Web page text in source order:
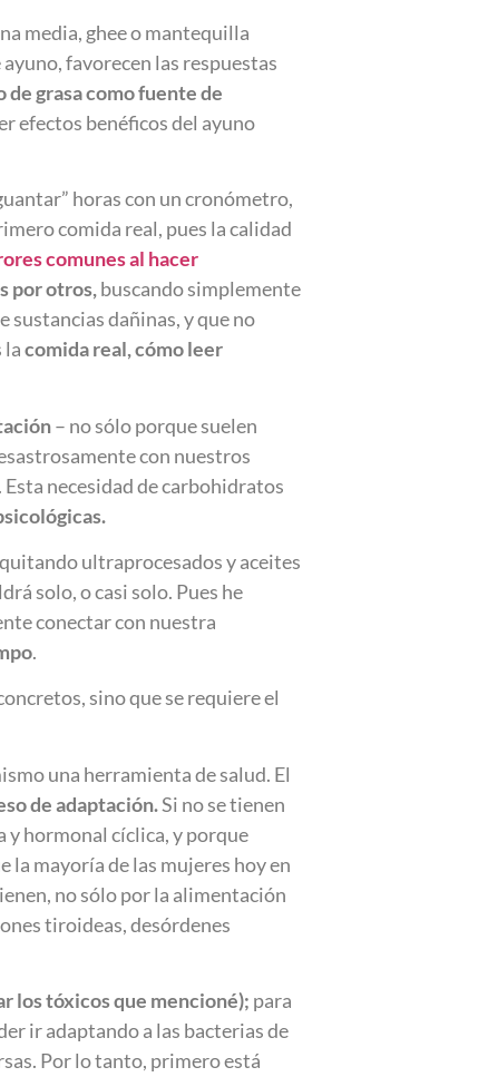
media, ghee o mantequilla
favorecen las respuestas
de grasa como fuente de
efectos benéficos del ayuno
horas con un cronómetro,
comida real, pues la calidad
comunes al hacer
por otros, buscando simplemente
sustancias dañinas, y que no
lacomida real, cómo leer
– no sólo porque suelen
con nuestros
necesidad de carbohidratos
ultraprocesados y aceites
solo, o casi solo. Pues he
conectar con nuestra
.
sino que se requiere el
una herramienta de salud. El
de adaptación.Si no se tienen
hormonal cíclica, y porque
mayoría de las mujeres hoy en
no sólo por la alimentación
tiroideas, desórdenes
los tóxicos que mencioné); para
ir adaptando a las bacterias de
Por lo tanto, primero está